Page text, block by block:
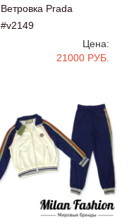
Ветровка Prada
#v2149
Цена:
21000 РУБ.